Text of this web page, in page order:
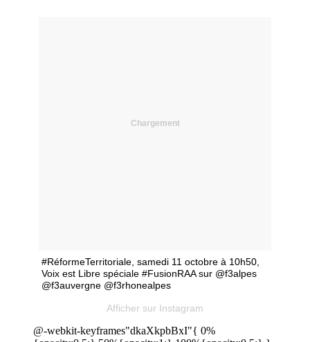
Chargement
#RéformeTerritoriale, samedi 11 octobre à 10h50,
Voix est Libre spéciale #FusionRAA sur @f3alpes
@f3auvergne @f3rhonealpes
Afficher sur Instagram
@-webkit-keyframes"dkaXkpbBxI"{ 0%